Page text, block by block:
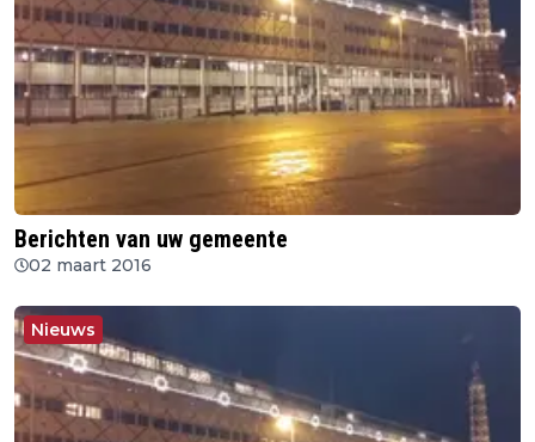
Berichten van uw gemeente
02 maart 2016
Nieuws